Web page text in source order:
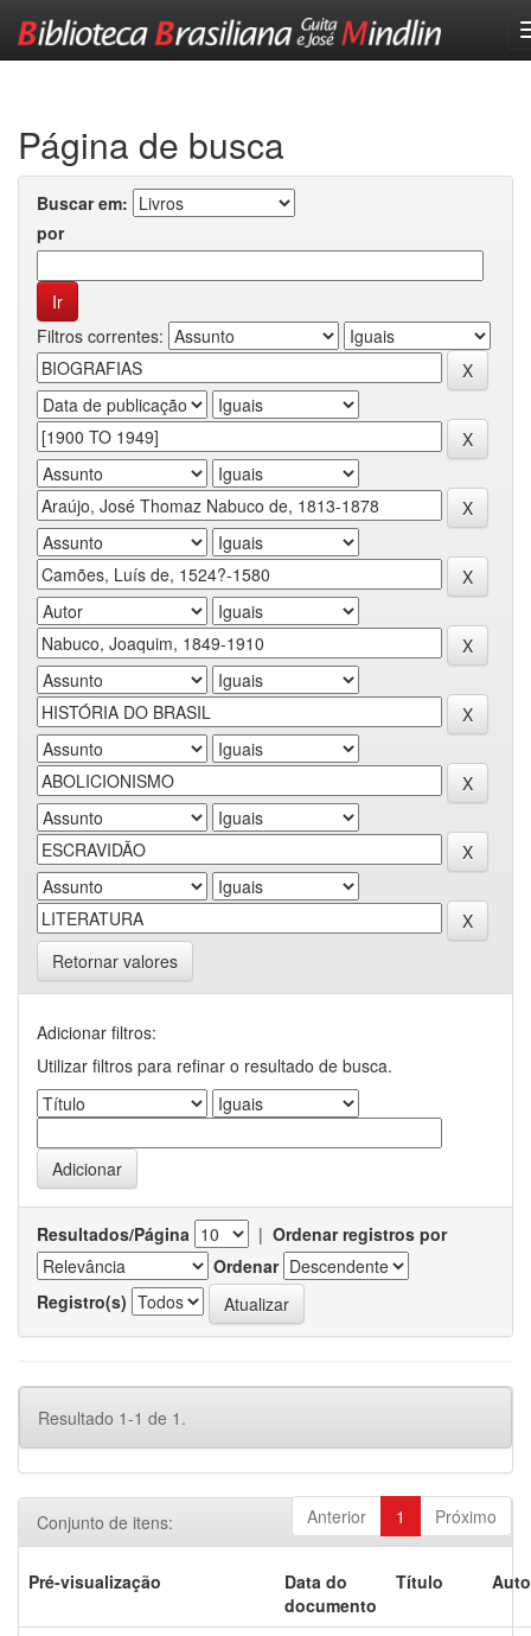
Página de busca
Buscar em:
por
Filtros correntes:
Retornar valores
Adicionar filtros:
Utilizar filtros para refinar o resultado de busca.
Resultados/Página | Ordenar registros por
Ordenar
Registro(s)
Resultado 1-1 de 1.
Anterior 1 Próximo
Conjunto de itens:
Pré-visualização
Data do
documento
Título